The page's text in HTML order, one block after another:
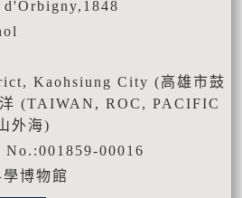
d'Orbigny,1848
Kaohsiung City (高雄市鼓
(TAIWAN, ROC, PACIFIC
外海)
00016
博物館